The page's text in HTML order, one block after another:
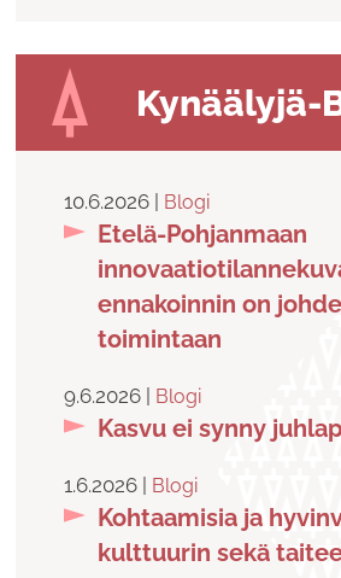
Kynäälyjä-
10.6.2026 | Blogi
Etelä-Pohjanmaan
ennakoinnin on
toimintaan
9.6.2026 | Blogi
Kasvu ei synny
1.6.2026 | Blogi
Kohtaamisia ja
kulttuurin sekä